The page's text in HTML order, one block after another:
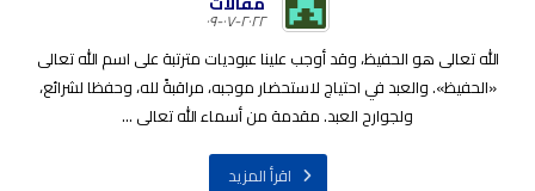
٢٠٢٢-٠٧-٠٩
الله تعالى هو الحفيظ، وقد أوجب علينا عبوديات مترتبة على اسم الله تعالى
«الحفيظ». والعبد في احتياج لاستحضار موجبه، مراقبةً لله، وحفظا لشرائع،
ولجوارح العبد. مقدمة من أسماء الله تعالى ...
اقرأ المزيد